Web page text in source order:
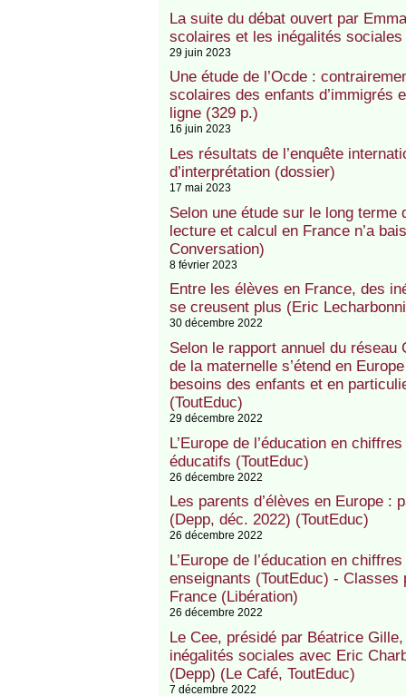
La suite du débat ouvert par
scolaires et les inégalités sociales
29 juin 2023
Une étude de l’Ocde :
scolaires des enfants d’immigrés
ligne (329 p.)
16 juin 2023
Les résultats de l’enquête
d’interprétation (dossier)
17 mai 2023
Selon une étude sur le long
lecture et calcul en France n’a
Conversation)
8 février 2023
Entre les élèves en France, des
se creusent plus (Eric
30 décembre 2022
Selon le rapport annuel du
de la maternelle s’étend en
besoins des enfants et en
(ToutEduc)
29 décembre 2022
L’Europe de l’éducation en
éducatifs (ToutEduc)
26 décembre 2022
Les parents d’élèves en Europe :
(Depp, déc. 2022) (ToutEduc)
26 décembre 2022
L’Europe de l’éducation en
enseignants (ToutEduc) -
France (Libération)
26 décembre 2022
Le Cee, présidé par Béatrice
inégalités sociales avec Eric
(Depp) (Le Café, ToutEduc)
7 décembre 2022